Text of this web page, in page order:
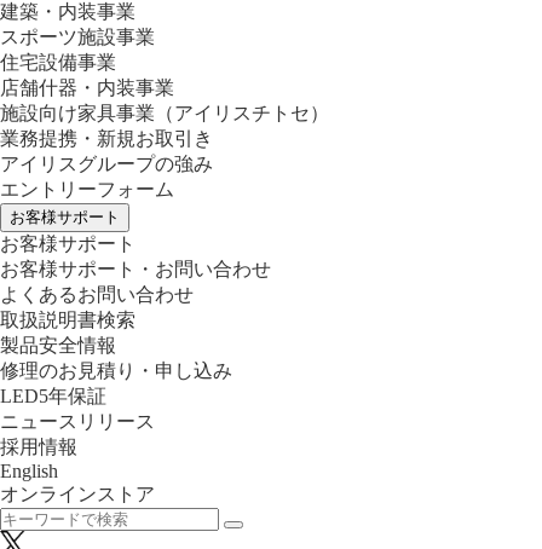
建築・内装事業
スポーツ施設事業
住宅設備事業
店舗什器・内装事業
施設向け家具事業 （アイリスチトセ）
業務提携・新規お取引き
アイリスグループの強み
エントリーフォーム
お客様サポート
お客様サポート
お客様サポート・お問い合わせ
よくあるお問い合わせ
取扱説明書検索
製品安全情報
修理のお見積り・申し込み
LED5年保証
ニュースリリース
採用情報
English
オンラインストア